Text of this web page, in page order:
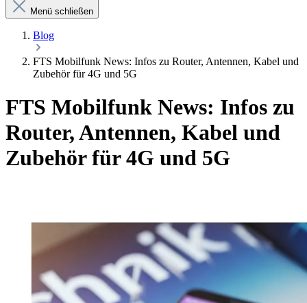
Menü schließen
Blog
FTS Mobilfunk News: Infos zu Router, Antennen, Kabel und
Zubehör für 4G und 5G
FTS Mobilfunk News: Infos zu
Router, Antennen, Kabel und
Zubehör für 4G und 5G